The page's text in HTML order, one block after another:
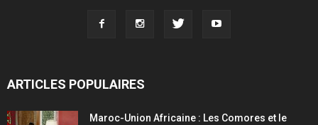
ARTICLES POPULAIRES
Maroc-Union Africaine : Les Comores et le